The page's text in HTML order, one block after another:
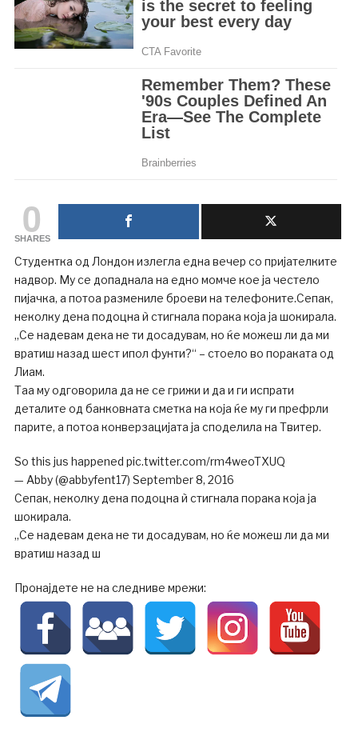
0
SHARES
Студентка од Лондон излегла една вечер со пријателките
надвор. Му се допаднала на едно момче кое ја честело
пијачка, а потоа размениле броеви на телефоните.Сепак,
неколку дена подоцна ѝ стигнала порака која ја шокирала.
„Се надевам дека не ти досадувам, но ќе можеш ли да ми
вратиш назад шест ипол фунти?“ – стоело во пораката од
Лиам.
Таа му одговорила да не се грижи и да и ги испрати
деталите од банковната сметка на која ќе му ги префрли
парите, а потоа конверзацијата ја споделила на Твитер.
So this jus happened pic.twitter.com/rm4weoTXUQ
— Abby (@abbyfent17) September 8, 2016
Сепак, неколку дена подоцна ѝ стигнала порака која ја
шокирала.
„Се надевам дека не ти досадувам, но ќе можеш ли да ми
вратиш назад ш
Пронајдете не на следниве мрежи: